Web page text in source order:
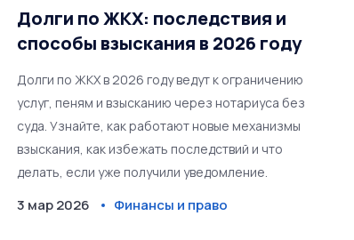
Долги по ЖКХ: последствия и
способы взыскания в 2026 году
Долги по ЖКХ в 2026 году ведут к ограничению
услуг, пеням и взысканию через нотариуса без
суда. Узнайте, как работают новые механизмы
взыскания, как избежать последствий и что
делать, если уже получили уведомление.
3 мар 2026 Финансы и право